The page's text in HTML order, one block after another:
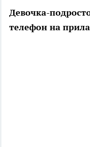
Девочка-
телефон на